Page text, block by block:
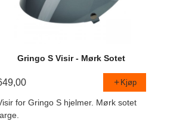
Gringo S Visir - Mørk Sotet
Kjøp
for Gringo S hjelmer. Mørk sotet